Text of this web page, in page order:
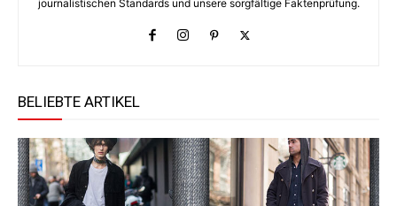
journalistischen Standards und unsere sorgfältige Faktenprüfung.
BELIEBTE ARTIKEL